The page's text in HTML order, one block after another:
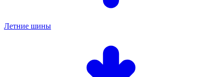
Летние шины